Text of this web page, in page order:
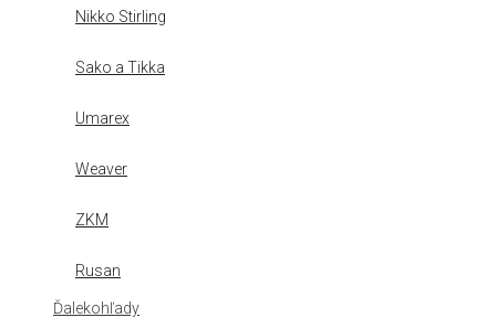
Nikko Stirling
Sako a Tikka
Umarex
Weaver
ZKM
Rusan
Ďalekohľady